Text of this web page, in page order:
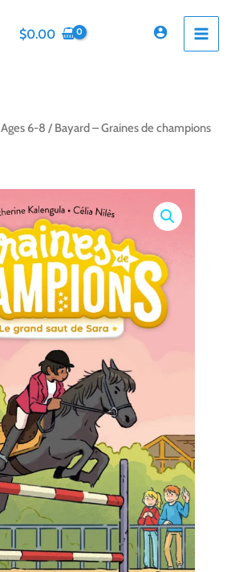
$0.00
Ages 6-8 / Bayard – Graines de champions